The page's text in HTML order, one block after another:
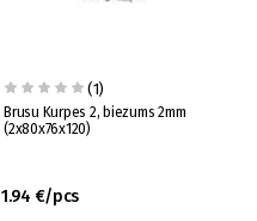
(1)
Brusu Kurpes 2, biezums 2mm
(2x80x76x120)
1.94 €/pcs